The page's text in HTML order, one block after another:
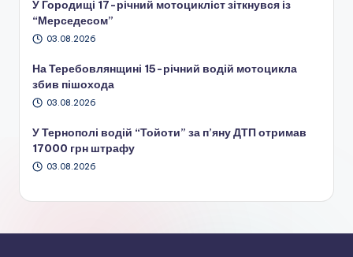
У Городищі 17-річний мотоцикліст зіткнувся із
“Мерседесом”
03.08.2026
На Теребовлянщині 15-річний водій мотоцикла
збив пішохода
03.08.2026
У Тернополі водій “Тойоти” за п’яну ДТП отримав
17000 грн штрафу
03.08.2026